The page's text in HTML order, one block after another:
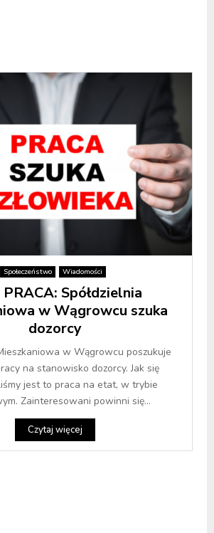
Społeczeństwo Wiadomości
PRACA: Spółdzielnia
w Wągrowcu szuka
dozorcy
w Wągrowcu poszukuje
na stanowisko dozorcy. Jak się
jest to praca na etat, w trybie
Zainteresowani powinni się...
Czytaj więcej